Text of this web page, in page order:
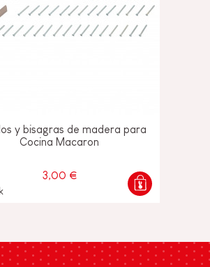
y bisagras de madera para
Cocina Macaron
3,00 €